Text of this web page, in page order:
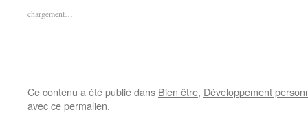
fenêtre)
chargement…
Ce contenu a été publié dans Bien être, Développement
avecce permalien.